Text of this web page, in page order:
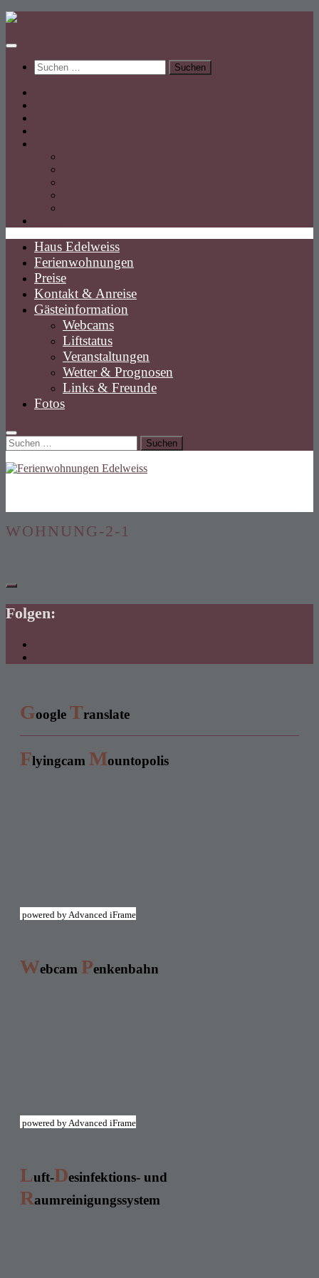
Unter
Inhalt
Suchen
nach:
Haus Edelweiss
Ferienwohnungen
Preise
Kontakt & Anreise
Gästeinformation
Webcams
Liftstatus
Veranstaltungen
Wetter & Prognosen
Links & Freunde
Fotos
Suchen
nach:
WOHNUNG-2-1
Folgen:
Google Translate
Flyingcam Mountopolis
powered by Advanced iFrame
Webcam Penkenbahn
powered by Advanced iFrame
Luft-Desinfektions- und
Raumreinigungssystem